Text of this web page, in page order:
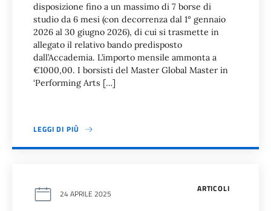
disposizione fino a un massimo di 7 borse di
studio da 6 mesi (con decorrenza dal 1° gennaio
2026 al 30 giugno 2026), di cui si trasmette in
allegato il relativo bando predisposto
dall’Accademia. L’importo mensile ammonta a
€1000,00. I borsisti del Master Global Master in
‘Performing Arts […]
LEGGI DI PIÙ
ARTICOLI
24 APRILE 2025